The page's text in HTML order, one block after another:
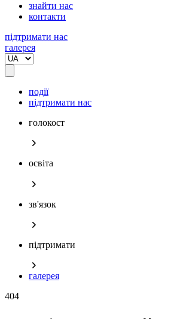
знайти нас
контакти
підтримати нас
галерея
події
підтримати нас
голокост
освіта
зв'язок
підтримати
галерея
404